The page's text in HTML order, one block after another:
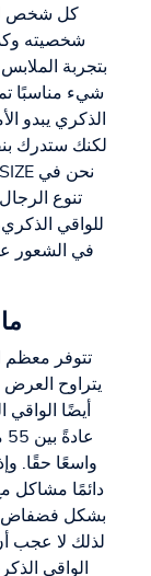
كل شخص
شخصيته
بتجربة
شيء مناسبًا
الذكري يبدو
لكنك ستدرك
تنوع
للواقي
في الشعور
تتوفر معظم
واسعًا حقًا.
دائمًا مشاكل
بشكل فضفاض
لذلك لا عجب
الواقي